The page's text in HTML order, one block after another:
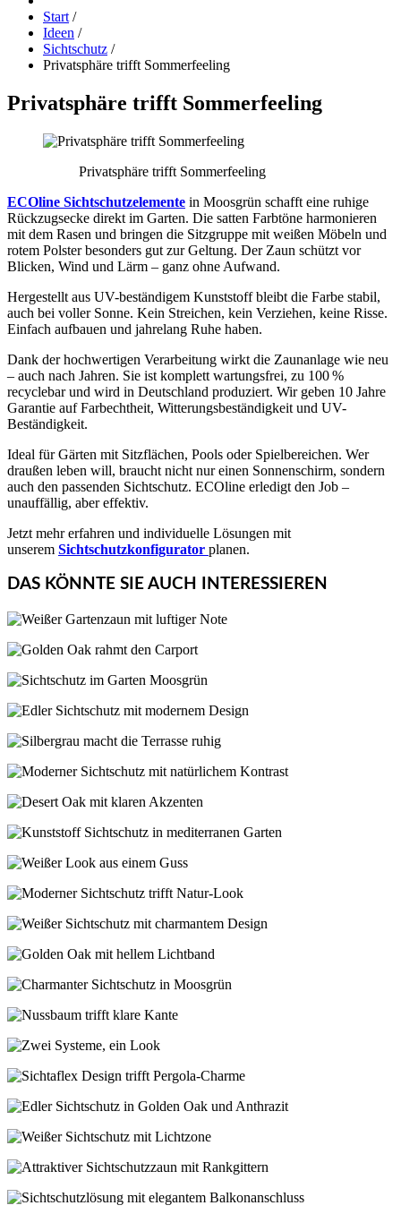
Start /
Ideen /
Sichtschutz /
Privatsphäre trifft Sommerfeeling
Privatsphäre trifft Sommerfeeling
Privatsphäre trifft Sommerfeeling
ECOline Sichtschutzelemente in Moosgrün schafft eine ruhige
Rückzugsecke direkt im Garten. Die satten Farbtöne harmonieren
mit dem Rasen und bringen die Sitzgruppe mit weißen Möbeln und
rotem Polster besonders gut zur Geltung. Der Zaun schützt vor
Blicken, Wind und Lärm – ganz ohne Aufwand.
Hergestellt aus UV-beständigem Kunststoff bleibt die Farbe stabil,
auch bei voller Sonne. Kein Streichen, kein Verziehen, keine Risse.
Einfach aufbauen und jahrelang Ruhe haben.
Dank der hochwertigen Verarbeitung wirkt die Zaunanlage wie neu
– auch nach Jahren. Sie ist komplett wartungsfrei, zu 100 %
recyclebar und wird in Deutschland produziert. Wir geben 10 Jahre
Garantie auf Farbechtheit, Witterungsbeständigkeit und UV-
Beständigkeit.
Ideal für Gärten mit Sitzflächen, Pools oder Spielbereichen. Wer
draußen leben will, braucht nicht nur einen Sonnenschirm, sondern
auch den passenden Sichtschutz. ECOline erledigt den Job –
unauffällig, aber effektiv.
Jetzt mehr erfahren und individuelle Lösungen mit
unserem Sichtschutzkonfigurator planen.
DAS KÖNNTE SIE AUCH INTERESSIEREN